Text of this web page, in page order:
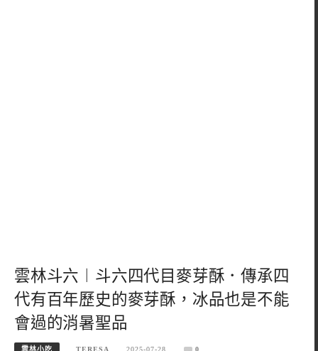
雲林斗六︱斗六四代目麥芽酥．傳承四
代有百年歷史的麥芽酥，冰品也是不能
會過的消暑聖品
雲林小吃 TERESA 2025-07-28 0